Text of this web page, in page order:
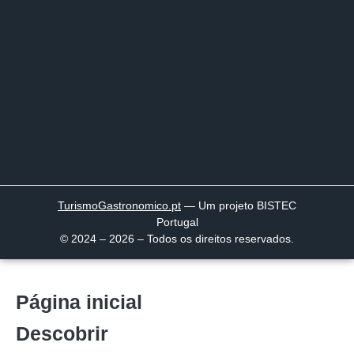
TurismoGastronomico .pt — Um projeto BISTEC
Portugal
© 2024 – 2026 – Todos os direitos reservados.
Página inicial
Descobrir